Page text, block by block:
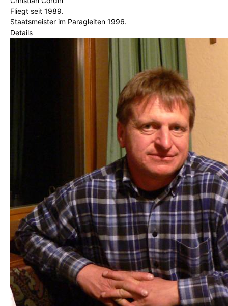
Fliegt seit 1989.
Staatsmeister im Paragleiten 1996.
Details